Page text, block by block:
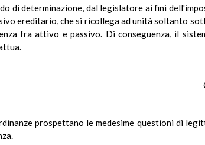
di determinazione, dal legislatore ai fini
ereditario, che si ricollega ad unità soltanto
fra attivo e passivo. Di conseguenza, il
prospettano le medesime questioni di